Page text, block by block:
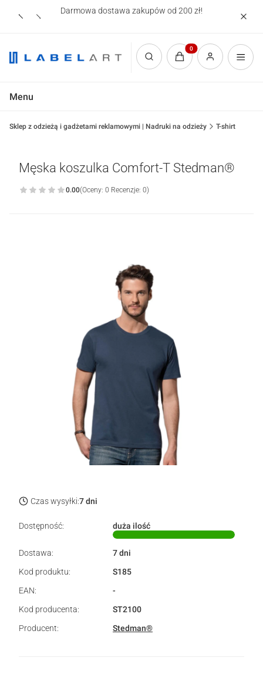
Darmowa dostawa zakupów od 200 zł!
Otwórz wyszukiwarkę
Produkty w koszyku:
Menu
Sklep z odzieżą i gadżetami reklamowymi | Nadruki na odzieży T-shirt
Męska koszulka Comfort-T Stedman®
0.00(Oceny: 0 Recenzje: 0)
Czas wysyłki:7 dni
Dostępność: duża ilość
Dostawa:
7 dni
Kod produktu:
S185
EAN:
-
Kod producenta:
ST2100
Producent:
Stedman®